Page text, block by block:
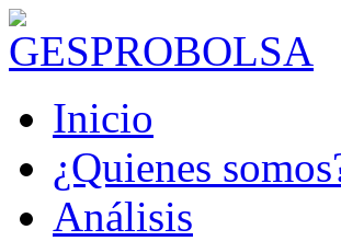
Inicio
¿Quienes
Análisis